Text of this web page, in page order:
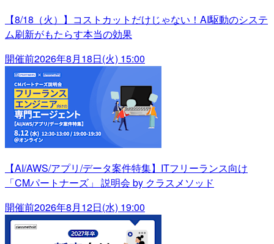
【8/18（火）】コストカットだけじゃない！AI駆動のシステ
ム刷新がもたらす本当の効果
開催前2026年8月18日(火) 15:00
【AI/AWS/アプリ/データ案件特集】ITフリーランス向け
「CMパートナーズ」 説明会 by クラスメソッド
開催前2026年8月12日(水) 19:00